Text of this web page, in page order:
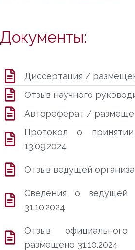
Документы:
Диссертация /
Отзыв научного
Автореферат /
Протокол о
13.09.2024
Отзыв ведущей
Сведения о ведущей
31.10.2024
Отзыв
размещено 31.10.2024